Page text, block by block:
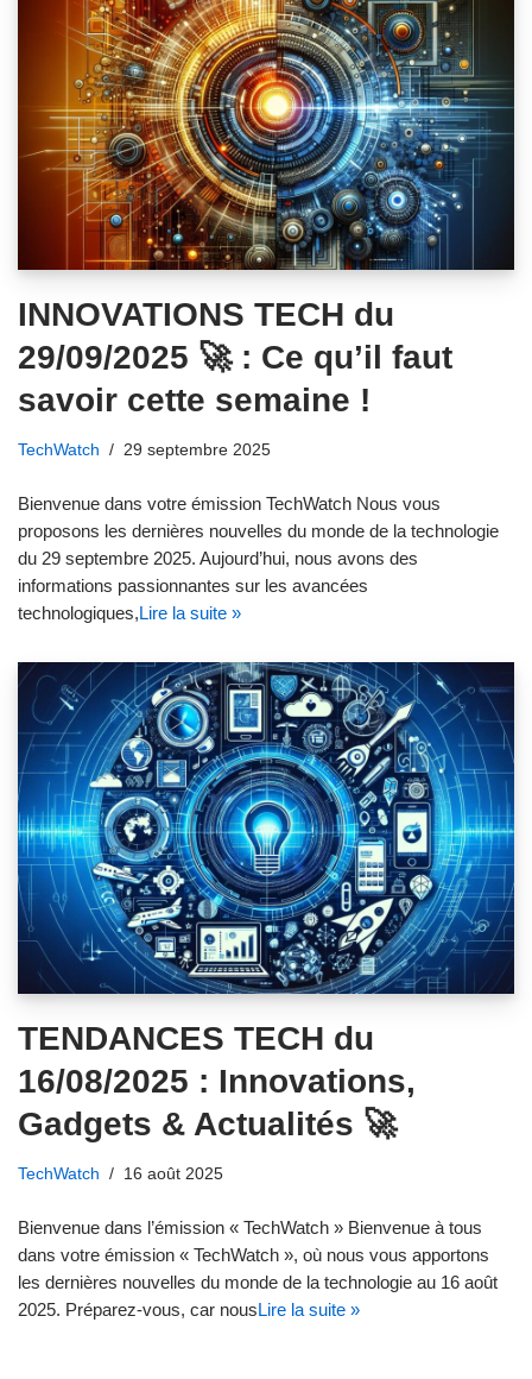
INNOVATIONS TECH du
29/09/2025 🚀 : Ce qu’il faut
savoir cette semaine !
TechWatch 29 septembre 2025
Bienvenue dans votre émission TechWatch Nous vous
proposons les dernières nouvelles du monde de la technologie
du 29 septembre 2025. Aujourd’hui, nous avons des
informations passionnantes sur les avancées
technologiques,Lire la suite »
TENDANCES TECH du
16/08/2025 : Innovations,
Gadgets & Actualités 🚀
TechWatch 16 août 2025
Bienvenue dans l’émission « TechWatch » Bienvenue à tous
dans votre émission « TechWatch », où nous vous apportons
les dernières nouvelles du monde de la technologie au 16 août
2025. Préparez-vous, car nousLire la suite »